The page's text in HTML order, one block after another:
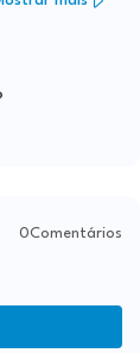
0Comentários